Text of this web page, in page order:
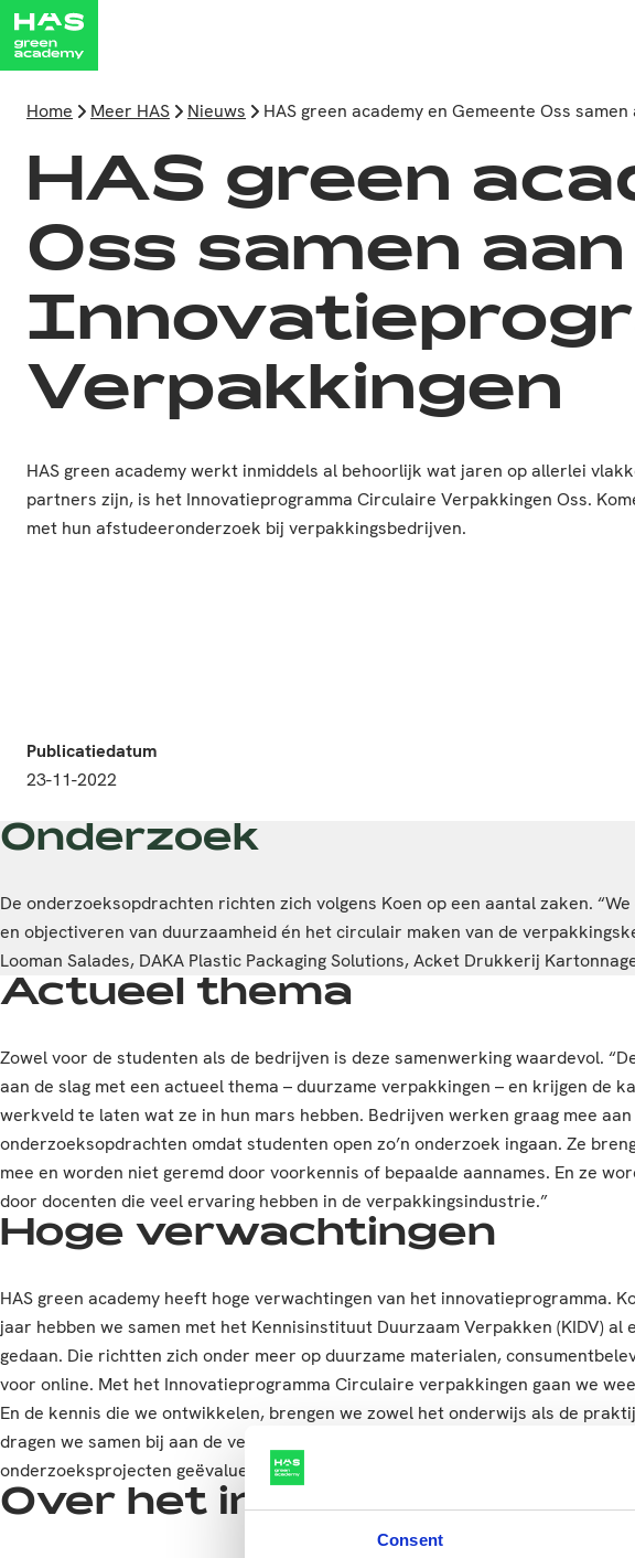
Consent
Home Meer HAS Nieuws HAS green academy en Gemeente Oss
HAS green
Oss samen
Verpakkingen
HAS green academy werkt inmiddels al behoorlijk wat jaren op allerlei
partners zijn, is het Innovatieprogramma Circulaire Verpakkingen Oss.
met hun afstudeeronderzoek bij verpakkingsbedrijven.
Publicatiedatum
23-11-2022
Onderzoek
De onderzoeksopdrachten richten zich volgens Koen op een aantal zaken.
en objectiveren van duurzaamheid én het circulair maken van de
Looman Salades, DAKA Plastic Packaging Solutions, Acket Drukkerij
Actueel thema
Zowel voor de studenten als de bedrijven is deze samenwerking waardevol.
aan de slag met een actueel thema – duurzame verpakkingen – en krijgen de
werkveld te laten wat ze in hun mars hebben. Bedrijven werken graag mee
onderzoeksopdrachten omdat studenten open zo’n onderzoek ingaan. Ze
mee en worden niet geremd door voorkennis of bepaalde aannames. En ze
door docenten die veel ervaring hebben in de verpakkingsindustrie.”
Hoge verwachtingen
HAS green academy heeft hoge verwachtingen van het innovatieprogramma.
jaar hebben we samen met het Kennisinstituut Duurzaam Verpakken (KIDV) al
gedaan. Die richtten zich onder meer op duurzame materialen,
voor online. Met het Innovatieprogramma Circulaire verpakkingen gaan we
En de kennis die we ontwikkelen, brengen we zowel het onderwijs als de
dragen we samen bij aan de verduurzaming van de verpakkingsindustrie.” In
onderzoeksprojecten geëvalueerd.
Over het